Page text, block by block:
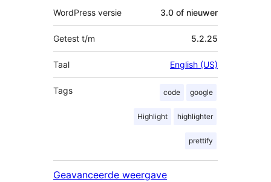
WordPress versie 3.0 of nieuwer
Getest t/m 5.2.25
Taal English (US)
Tags code google
Highlight highlighter
prettify
Geavanceerde weergave